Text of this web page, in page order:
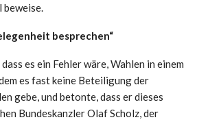
beweise.
besprechen“
es ein Fehler wäre, Wahlen in einem
es fast keine Beteiligung der
gebe, und betonte, dass er dieses
Bundeskanzler Olaf Scholz, der